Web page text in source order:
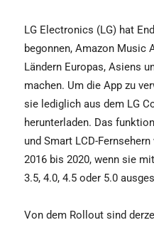
LG Electronics (LG) hat
begonnen, Amazon Music
Ländern Europas, Asiens
machen. Um die App zu
sie lediglich aus dem LG
herunterladen. Das
und Smart LCD-
2016 bis 2020, wenn sie
3.5, 4.0, 4.5 oder 5.0
Von dem Rollout sind